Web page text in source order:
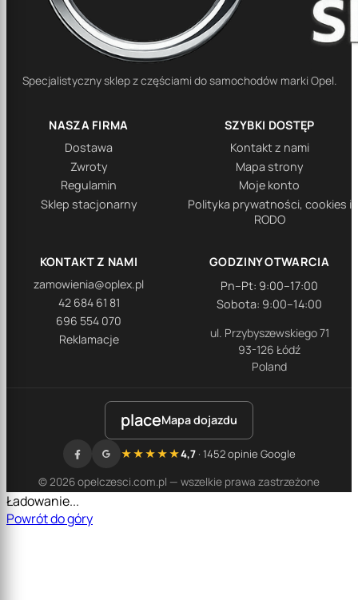
Specjalistyczny sklep z częściami do samochodów marki Opel.
NASZA FIRMA
Dostawa
Zwroty
Regulamin
Sklep stacjonarny
SZYBKI DOSTĘP
Kontakt z nami
Mapa strony
Moje konto
Polityka prywatności, cookies i
RODO
KONTAKT Z NAMI
zamowienia@oplex.pl
42 684 61 81
696 554 070
Reklamacje
GODZINY OTWARCIA
Pn–Pt: 9:00–17:00
Sobota: 9:00–14:00
ul. Przybyszewskiego 71
93-126 Łódź
Poland
placeMapa dojazdu
© 2026 opelczesci.com.pl — wszelkie prawa zastrzeżone
★★★★★4,7· 1452 opinie Google
Ładowanie...
Powrót do góry